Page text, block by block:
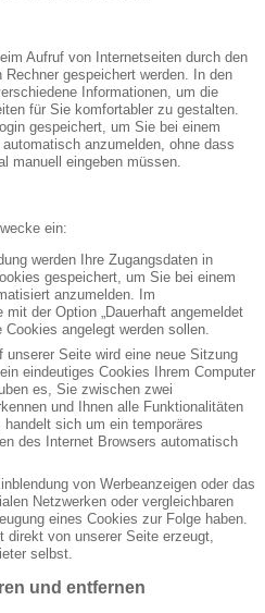
Aufruf von Internetseiten durch den
Rechner gespeichert werden. In den
Informationen, um die
für Sie komfortabler zu gestalten.
gespeichert, um Sie bei einem
anzumelden, ohne dass
manuell eingeben müssen.
ein:
werden Ihre Zugangsdaten in
gespeichert, um Sie bei einem
anzumelden. Im
der Option „Dauerhaft angemeldet
Cookies angelegt werden sollen.
Seite wird eine neue Sitzung
eindeutiges Cookies Ihrem Computer
es, Sie zwischen zwei
und Ihnen alle Funktionalitäten
sich um ein temporäres
des Internet Browsers automatisch
von Werbeanzeigen oder das
Netzwerken oder vergleichbaren
eines Cookies zur Folge haben.
direkt von unserer Seite erzeugt,
selbst.
und entfernen